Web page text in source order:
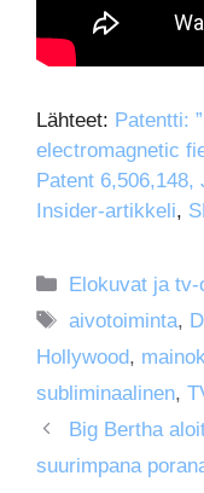
Lähteet: Patentti:
electromagnetic
Patent 6,506,148,
Insider-artikkeli,
Kategoriat
Elokuvat ja tv-
Avainsanat
aivotoiminta,
Hollywood,
subliminaalinen,
Big Bertha
suurimpana